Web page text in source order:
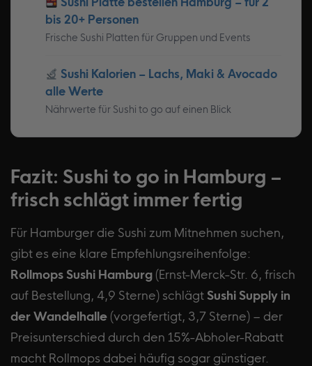
bis 20+ Personen
Frische Sushi Platten für Gruppen und Events
Sushi Kalorien – Lachs, Maki & Avocado
alle Werte
Nährwerte für Sushi to go auf einen Blick
Fazit: Sushi to go in Hamburg –
frisch schlägt immer fertig
Für Hamburger die Sushi zum Mitnehmen suchen,
gibt es eine klare Empfehlungsreihenfolge:
Rollmops Sushi Hamburg (Ernst-Merck-Str. 6, frisch
auf Bestellung, 4,9 Sterne) schlägt Sushi Supply in
der Wandelhalle (vorgefertigt, 3,7 Sterne) – der
Preisunterschied durch den 15%-Abholer-Rabatt
macht Rollmops dabei häufig sogar günstiger.